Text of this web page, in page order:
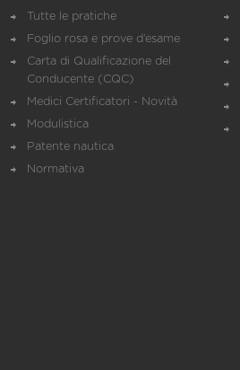
Tutte le pratiche
Foglio rosa e prove d’esame
Carta di Qualificazione del
Conducente (CQC)
Medici Certificatori - Novità
Modulistica
Patente nautica
Normativa